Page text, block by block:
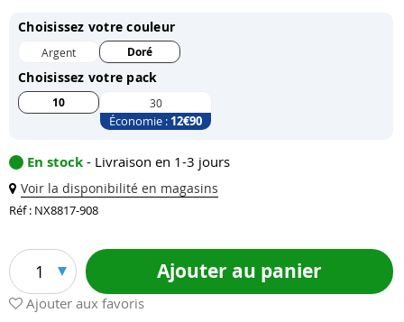
Choisissez votre couleur
Argent Doré
Choisissez votre pack
10 30
Économie : 12€90
En stock - Livraison en 1-3 jours
Voir la disponibilité en magasins
Réf : NX8817-908
1 Ajouter au panier
Ajouter aux favoris